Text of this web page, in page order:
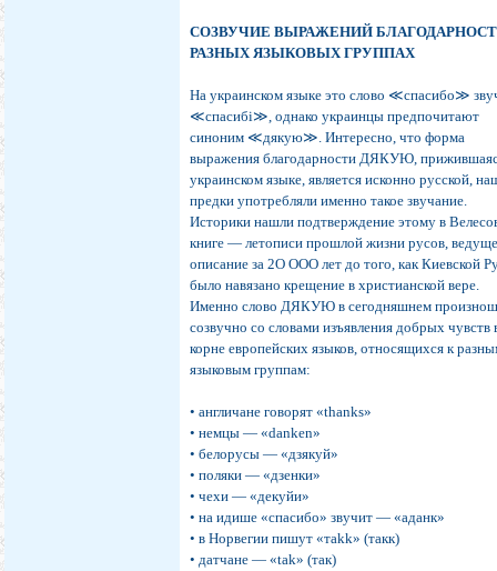
СОЗВУЧИЕ ВЫРАЖЕНИЙ
РАЗНЫХ ЯЗЫКОВЫХ ГРУППАХ
На украинском языке это слово ≪спасибо≫
≪спасибi≫, однако украинцы предпочитают
синоним ≪дякую≫. Интересно, что форма
выражения благодарности ДЯКУЮ,
украинском языке, является исконно русской,
предки употребляли именно такое звучание.
Историки нашли подтверждение этому в
книге — летописи прошлой жизни русов,
описание за 2О ООО лет до того, как Киевской
было навязано крещение в христианской вере.
Именно слово ДЯКУЮ в сегодняшнем
созвучно со словами изъявления добрых чувств
корне европейских языков, относящихся к
языковым группам:
• англичане говорят «thanks»
• немцы — «danken»
• белорусы — «дзякуй»
• поляки — «дзенки»
• чехи — «декуйи»
• на идише «спасибо» звучит — «аданк»
• в Норвегии пишут «тakk» (такк)
• датчане — «tak» (так)